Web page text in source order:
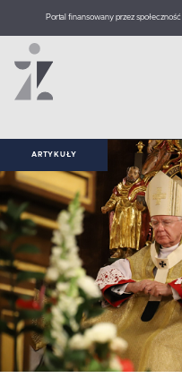
Portal finansowany przez społeczność
ARTYKUŁY